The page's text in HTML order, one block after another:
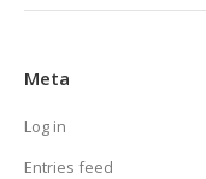
Meta
Log in
Entries feed